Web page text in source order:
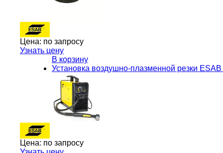
Цена: по запросу
Узнать цену
В корзину
Установка воздушно-плазменной резки
Цена: по запросу